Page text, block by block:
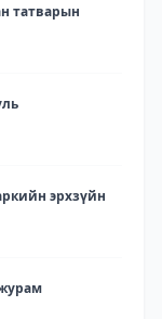
татварын
эрхзүйн